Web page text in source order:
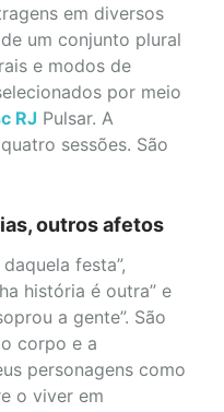
em diversos
um conjunto plural
e modos de
por meio
RJ Pulsar. A
sessões. São
outros afetos
festa”,
história é outra” e
a gente”. São
corpo e a
personagens como
o viver em